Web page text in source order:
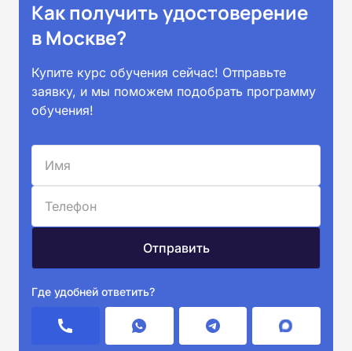
Как получить удостоверение
в Москве?
Купите курс обучения сейчас! Отправьте
заявку, и мы поможем подобрать программу
обучения!
Где удобней ответить?